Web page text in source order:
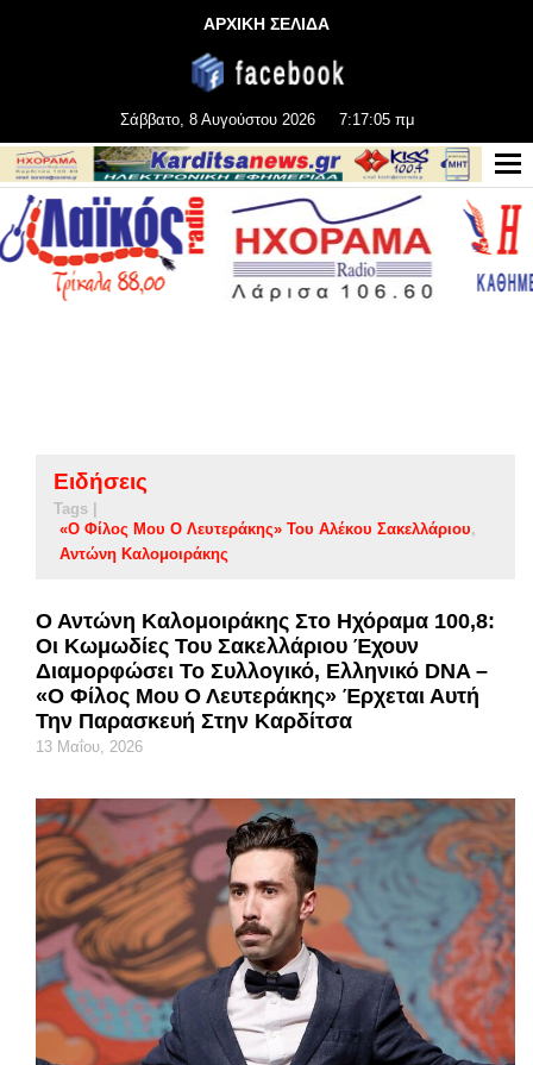
ΑΡΧΙΚΗ ΣΕΛΙΔΑ
Σάββατο, 8 Αυγούστου 2026 7:17:06 πμ
Ειδήσεις
Tags |
«Ο Φίλος Μου Ο Λευτεράκης» Του Αλέκου Σακελλάριου
Αντώνη Καλομοιράκης
Ο Αντώνη Καλομοιράκης Στο Ηχόραμα 100,8:
Οι Κωμωδίες Του Σακελλάριου Έχουν
Διαμορφώσει Το Συλλογικό, Ελληνικό DNA –
«Ο Φίλος Μου Ο Λευτεράκης» Έρχεται Αυτή
Την Παρασκευή Στην Καρδίτσα
13 Μαΐου, 2026